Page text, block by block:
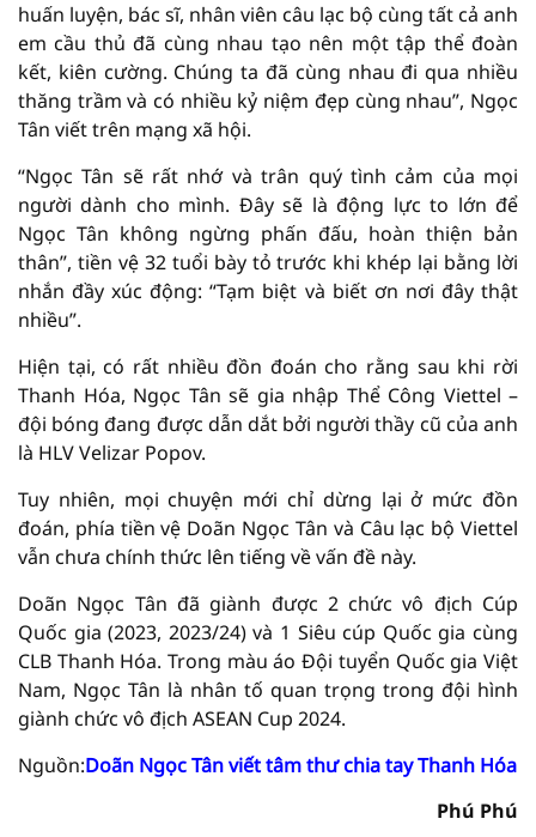
huấn luyện, bác sĩ, nhân viên câu lạc bộ cùng tất cả anh
em cầu thủ đã cùng nhau tạo nên một tập thể đoàn
kết, kiên cường. Chúng ta đã cùng nhau đi qua nhiều
thăng trầm và có nhiều kỷ niệm đẹp cùng nhau”, Ngọc
Tân viết trên mạng xã hội.
“Ngọc Tân sẽ rất nhớ và trân quý tình cảm của mọi
người dành cho mình. Đây sẽ là động lực to lớn để
Ngọc Tân không ngừng phấn đấu, hoàn thiện bản
thân”, tiền vệ 32 tuổi bày tỏ trước khi khép lại bằng lời
nhắn đầy xúc động: “Tạm biệt và biết ơn nơi đây thật
nhiều”.
Hiện tại, có rất nhiều đồn đoán cho rằng sau khi rời
Thanh Hóa, Ngọc Tân sẽ gia nhập Thể Công Viettel –
đội bóng đang được dẫn dắt bởi người thầy cũ của anh
là HLV Velizar Popov.
Tuy nhiên, mọi chuyện mới chỉ dừng lại ở mức đồn
đoán, phía tiền vệ Doãn Ngọc Tân và Câu lạc bộ Viettel
vẫn chưa chính thức lên tiếng về vấn đề này.
Doãn Ngọc Tân đã giành được 2 chức vô địch Cúp
Quốc gia (2023, 2023/24) và 1 Siêu cúp Quốc gia cùng
CLB Thanh Hóa. Trong màu áo Đội tuyển Quốc gia Việt
Nam, Ngọc Tân là nhân tố quan trọng trong đội hình
giành chức vô địch ASEAN Cup 2024.​​
Nguồn:Doãn Ngọc Tân viết tâm thư chia tay Thanh Hóa
Phú Phú